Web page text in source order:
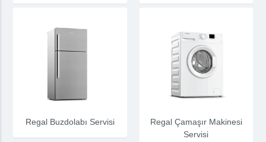
Regal Buzdolabı Servisi
Regal Çamaşır Makinesi
Servisi